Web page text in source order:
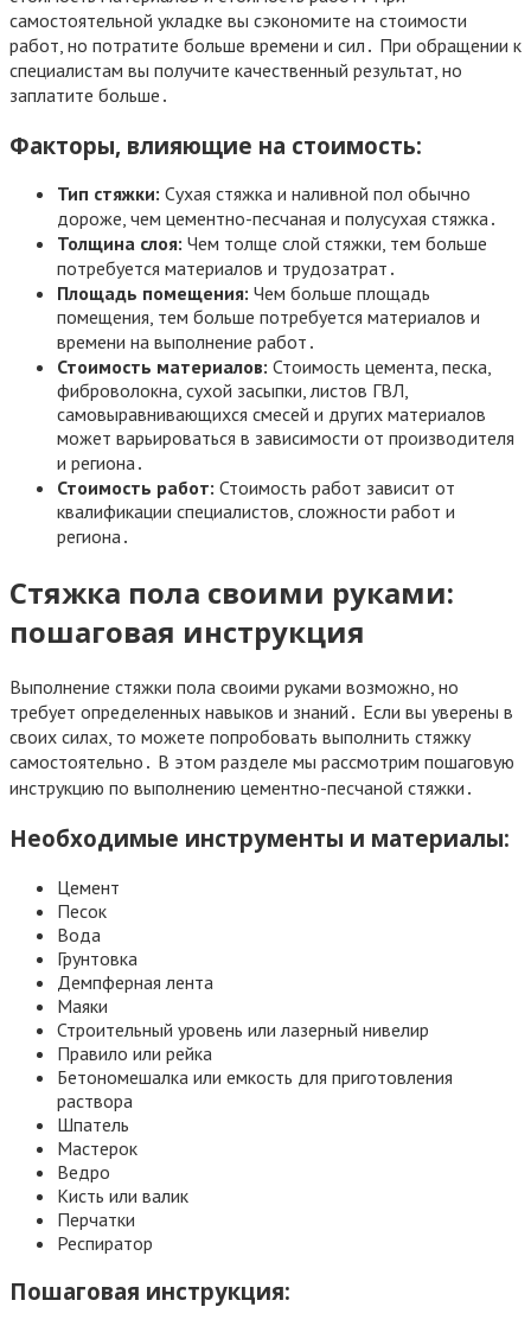
самостоятельной укладке вы сэкономите на стоимости
работ, но потратите больше времени и сил․ При обращении к
специалистам вы получите качественный результат, но
заплатите больше․
Факторы, влияющие на стоимость:
Тип стяжки: Сухая стяжка и наливной пол обычно
дороже, чем цементно-песчаная и полусухая стяжка․
Толщина слоя: Чем толще слой стяжки, тем больше
потребуется материалов и трудозатрат․
Площадь помещения: Чем больше площадь
помещения, тем больше потребуется материалов и
времени на выполнение работ․
Стоимость материалов: Стоимость цемента, песка,
фиброволокна, сухой засыпки, листов ГВЛ,
самовыравнивающихся смесей и других материалов
может варьироваться в зависимости от производителя
и региона․
Стоимость работ: Стоимость работ зависит от
квалификации специалистов, сложности работ и
региона․
Стяжка пола своими руками:
пошаговая инструкция
Выполнение стяжки пола своими руками возможно, но
требует определенных навыков и знаний․ Если вы уверены в
своих силах, то можете попробовать выполнить стяжку
самостоятельно․ В этом разделе мы рассмотрим пошаговую
инструкцию по выполнению цементно-песчаной стяжки․
Необходимые инструменты и материалы:
Цемент
Песок
Вода
Грунтовка
Демпферная лента
Маяки
Строительный уровень или лазерный нивелир
Правило или рейка
Бетономешалка или емкость для приготовления
раствора
Шпатель
Мастерок
Ведро
Кисть или валик
Перчатки
Респиратор
Пошаговая инструкция: